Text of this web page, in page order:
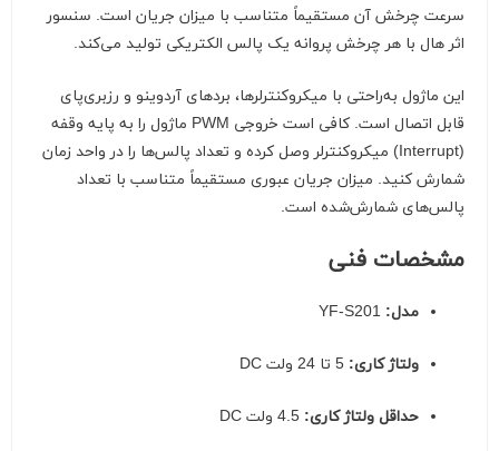
سرعت چرخش آن مستقیماً متناسب با میزان جریان است. سنسور
اثر هال با هر چرخش پروانه یک پالس الکتریکی تولید می‌کند.
این ماژول به‌راحتی با میکروکنترلرها، بردهای آردوینو و رزبری‌پای
قابل اتصال است. کافی است خروجی PWM ماژول را به پایه وقفه
(Interrupt) میکروکنترلر وصل کرده و تعداد پالس‌ها را در واحد زمان
شمارش کنید. میزان جریان عبوری مستقیماً متناسب با تعداد
پالس‌های شمارش‌شده است.
مشخصات فنی
مدل:
ولتاژ کاری: 5 تا 24 ولت DC
حداقل ولتاژ کاری: 4.5 ولت DC